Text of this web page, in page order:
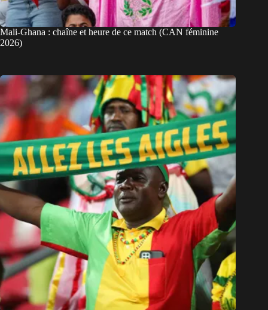
Mali-Ghana : chaîne et heure de ce match (CAN féminine
2026)